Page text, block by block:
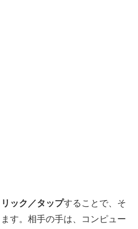
ック／タップすることで、そ
す。相手の手は、コンピュー